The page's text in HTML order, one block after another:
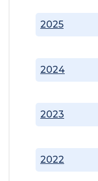
2022
2023
2024
2025